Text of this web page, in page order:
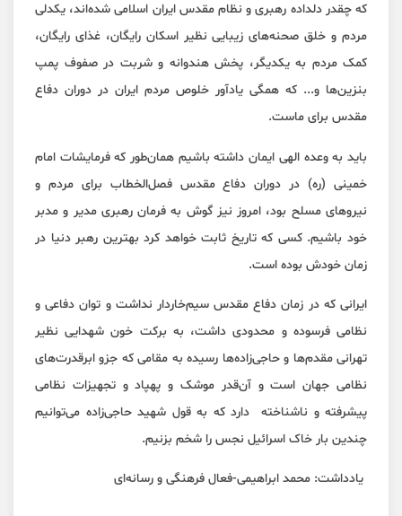
که چقدر دلداده رهبری و نظام مقدس ایران اسلامی شده‌اند، یکدلی
مردم و خلق صحنه‌های زیبایی نظیر اسکان رایگان، غذای رایگان،
کمک مردم به یکدیگر، پخش هندوانه و شربت در صفوف پمپ
بنزین‌ها و... که همگی یادآور خلوص مردم ایران در دوران دفاع
مقدس برای ماست.
باید به وعده الهی ایمان داشته باشیم همان‌طور که فرمایشات امام
خمینی (ره) در دوران دفاع مقدس فصل‌الخطاب برای مردم و
نیروهای مسلح بود، امروز نیز گوش به فرمان رهبری مدیر و مدبر
خود باشیم. کسی که تاریخ ثابت خواهد کرد بهترین رهبر دنیا در
زمان خودش بوده است.
ایرانی که در زمان دفاع مقدس سیم‌خاردار نداشت و توان دفاعی و
نظامی فرسوده و محدودی داشت، به برکت خون شهدایی نظیر
تهرانی مقدم‌ها و حاجی‌زاده‌ها رسیده به مقامی که جزو ابرقدرت‌های
نظامی جهان است و آن‌قدر موشک و پهپاد و تجهیزات نظامی
پیشرفته و ناشناخته دارد که به قول شهید حاجی‌زاده می‌توانیم
چندین بار خاک اسرائیل نجس را شخم بزنیم.
یادداشت: محمد ابراهیمی-فعال فرهنگی و رسانه‌ای